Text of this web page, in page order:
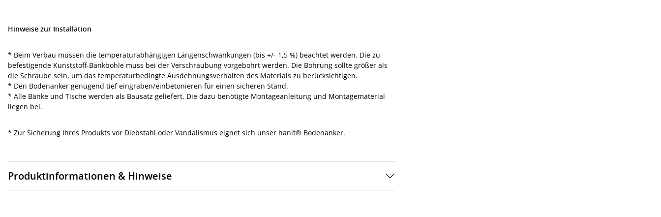
Hinweise zur Installation
* Beim Verbau müssen die temperaturabhängigen Längenschwankungen (bis +/- 1,5 %) beachtet werden. Die zu
befestigende Kunststoff-Bankbohle muss bei der Verschraubung vorgebohrt werden. Die Bohrung sollte größer als
die Schraube sein, um das temperaturbedingte Ausdehnungsverhalten des Materials zu berücksichtigen.
* Den Bodenanker genügend tief eingraben/einbetonieren für einen sicheren Stand.
* Alle Bänke und Tische werden als Bausatz geliefert. Die dazu benötigte Montageanleitung und Montagematerial
liegen bei.
* Zur Sicherung Ihres Produkts vor Diebstahl oder Vandalismus eignet sich unser hanit® Bodenanker.
Produktinformationen & Hinweise